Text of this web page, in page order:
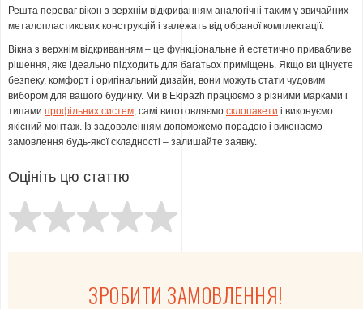
Решта переваг вікон з верхнім відкриванням аналогічні таким у звичайних
металопластикових конструкцій і залежать від обраної комплектації.
Вікна з верхнім відкриванням – це функціональне й естетично привабливе
рішення, яке ідеально підходить для багатьох приміщень. Якщо ви цінуєте
безпеку, комфорт і оригінальний дизайн, вони можуть стати чудовим
вибором для вашого будинку. Ми в Ekipazh працюємо з різними марками і
типами профільних систем, самі виготовляємо склопакети і виконуємо
якісний монтаж. Із задоволенням допоможемо порадою і виконаємо
замовлення будь-якої складності – залишайте заявку.
Оцініть цю статтю
ЗРОБИТИ ЗАМОВЛЕННЯ!